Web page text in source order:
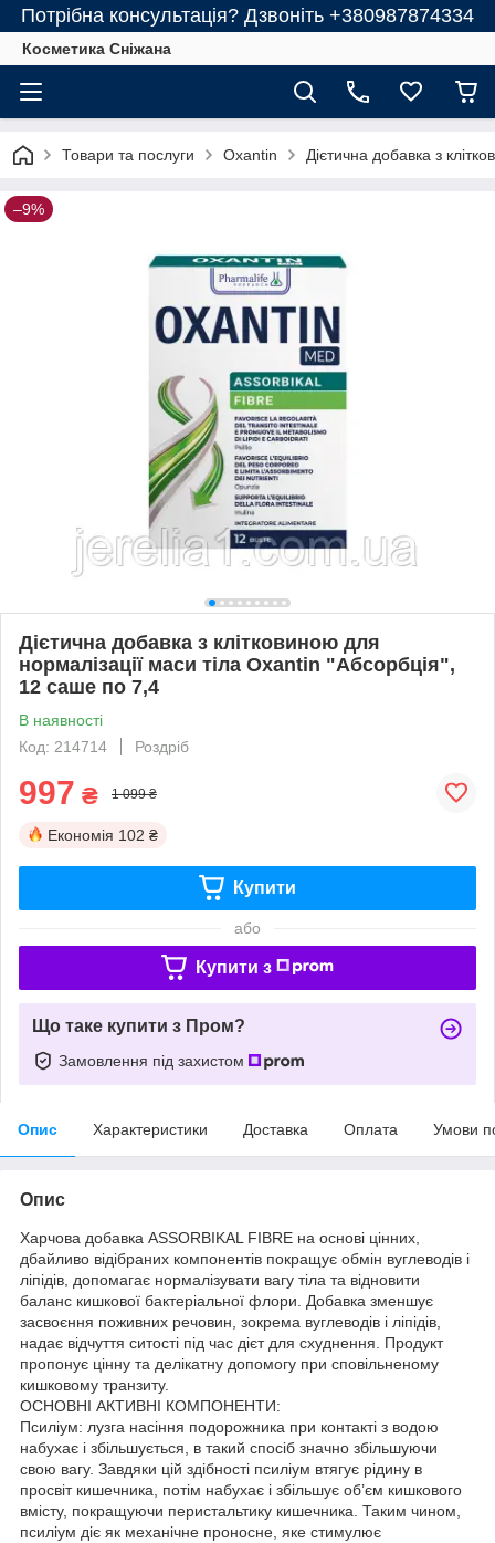
Потрібна консультація? Дзвоніть +380987874334
Косметика Сніжана
Товари та послуги Oxantin Дієтична добавка з
–9%
Дієтична добавка з клітковиною для
нормалізації маси тіла Oxantin "Абсорбція",
12 саше по 7,4
В наявності
Код: 214714
Роздріб
997 ₴ 1 099 ₴
Економія 102 ₴
Купити
або
Купити з
Що таке купити з Пром?
Замовлення під захистом
Опис Характеристики Доставка Оплата Умови
Опис
Харчова добавка ASSORBIKAL FIBRE на основі цінних,
дбайливо відібраних компонентів покращує обмін вуглеводів і
ліпідів, допомагає нормалізувати вагу тіла та відновити
баланс кишкової бактеріальної флори. Добавка зменшує
засвоєння поживних речовин, зокрема вуглеводів і ліпідів,
надає відчуття ситості під час дієт для схуднення. Продукт
пропонує цінну та делікатну допомогу при сповільненому
кишковому транзиту.
ОСНОВНІ АКТИВНІ КОМПОНЕНТИ:
Псиліум: лузга насіння подорожника при контакті з водою
набухає і збільшується, в такий спосіб значно збільшуючи
свою вагу. Завдяки цій здібності псиліум втягує рідину в
просвіт кишечника, потім набухає і збільшує об’єм кишкового
вмісту, покращуючи перистальтику кишечника. Таким чином,
псиліум діє як механічне проносне, яке стимулює